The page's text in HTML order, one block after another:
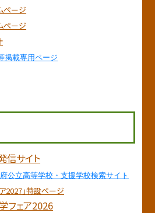
ページ
ページ
掲載専用ページ
信サイト
公立高等学校・支援学校検索サイト
2027」特設ページ
フェア2026